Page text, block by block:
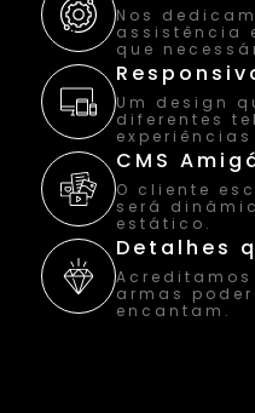
Nos
assistência
que
Um design
diferentes
CMS
O cliente
será
estático.
Detalhes
armas
encantam.